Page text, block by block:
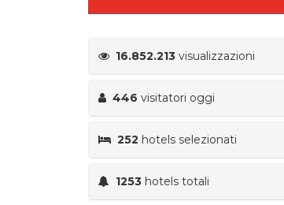
16.852.213 visualizzazioni
446 visitatori oggi
252 hotels selezionati
1253 hotels totali